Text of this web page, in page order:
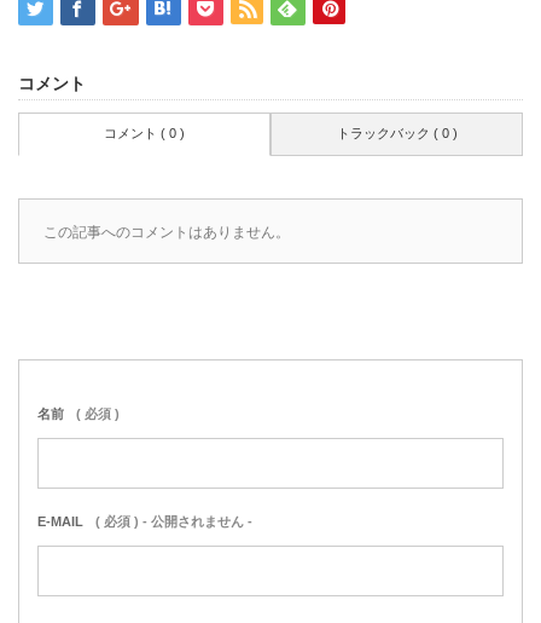
コメント
コメント ( 0 ) トラックバック ( 0 )
この記事へのコメントはありません。
名前 ( 必須 )
E-MAIL ( 必須 ) - 公開されません -